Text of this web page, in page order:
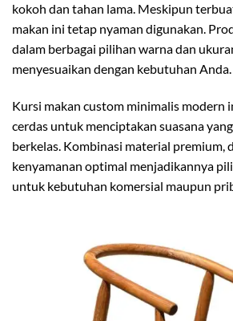
kokoh dan tahan lama. Meskipun
makan ini tetap nyaman digunakan.
dalam berbagai pilihan warna dan
menyesuaikan dengan kebutuhan Anda.
Kursi makan custom minimalis modern
cerdas untuk menciptakan suasana
berkelas. Kombinasi material premium,
kenyamanan optimal menjadikannya
untuk kebutuhan komersial maupun